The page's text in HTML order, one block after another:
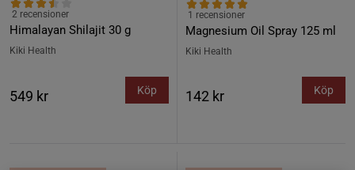
Himalayan Shilajit 30 g
2 recensioner
Kiki Health
549 kr Köp
Magnesium Oil Spray 125 ml
1 recensioner
Kiki Health
142 kr Köp